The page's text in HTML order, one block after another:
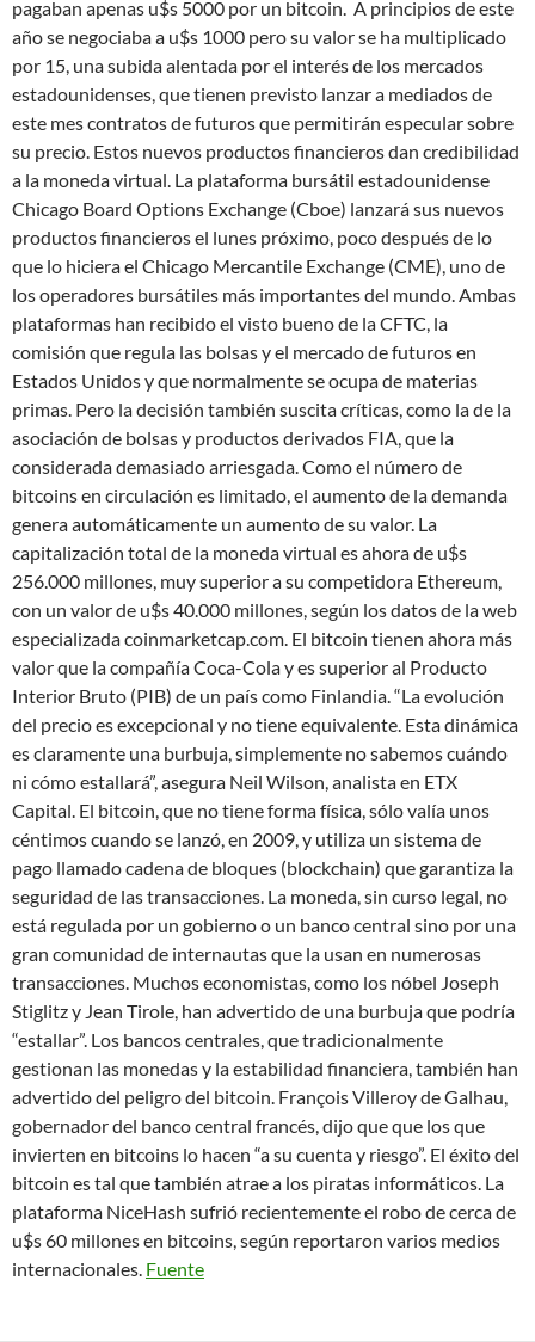
pagaban apenas u$s 5000 por un bitcoin. A principios de este
año se negociaba a u$s 1000 pero su valor se ha multiplicado
por 15, una subida alentada por el interés de los mercados
estadounidenses, que tienen previsto lanzar a mediados de
este mes contratos de futuros que permitirán especular sobre
su precio. Estos nuevos productos financieros dan credibilidad
a la moneda virtual. La plataforma bursátil estadounidense
Chicago Board Options Exchange (Cboe) lanzará sus nuevos
productos financieros el lunes próximo, poco después de lo
que lo hiciera el Chicago Mercantile Exchange (CME), uno de
los operadores bursátiles más importantes del mundo. Ambas
plataformas han recibido el visto bueno de la CFTC, la
comisión que regula las bolsas y el mercado de futuros en
Estados Unidos y que normalmente se ocupa de materias
primas. Pero la decisión también suscita críticas, como la de la
asociación de bolsas y productos derivados FIA, que la
considerada demasiado arriesgada. Como el número de
bitcoins en circulación es limitado, el aumento de la demanda
genera automáticamente un aumento de su valor. La
capitalización total de la moneda virtual es ahora de u$s
256.000 millones, muy superior a su competidora Ethereum,
con un valor de u$s 40.000 millones, según los datos de la web
especializada coinmarketcap.com. El bitcoin tienen ahora más
valor que la compañía Coca-Cola y es superior al Producto
Interior Bruto (PIB) de un país como Finlandia. “La evolución
del precio es excepcional y no tiene equivalente. Esta dinámica
es claramente una burbuja, simplemente no sabemos cuándo
ni cómo estallará”, asegura Neil Wilson, analista en ETX
Capital. El bitcoin, que no tiene forma física, sólo valía unos
céntimos cuando se lanzó, en 2009, y utiliza un sistema de
pago llamado cadena de bloques (blockchain) que garantiza la
seguridad de las transacciones. La moneda, sin curso legal, no
está regulada por un gobierno o un banco central sino por una
gran comunidad de internautas que la usan en numerosas
transacciones. Muchos economistas, como los nóbel Joseph
Stiglitz y Jean Tirole, han advertido de una burbuja que podría
“estallar”. Los bancos centrales, que tradicionalmente
gestionan las monedas y la estabilidad financiera, también han
advertido del peligro del bitcoin. François Villeroy de Galhau,
gobernador del banco central francés, dijo que que los que
invierten en bitcoins lo hacen “a su cuenta y riesgo”. El éxito del
bitcoin es tal que también atrae a los piratas informáticos. La
plataforma NiceHash sufrió recientemente el robo de cerca de
u$s 60 millones en bitcoins, según reportaron varios medios
internacionales. Fuente